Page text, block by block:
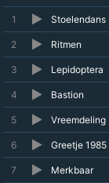
1 Stoelendans
2 Ritmen
3 Lepidoptera
4 Bastion
5 Vreemdeling
6 Greetje 1985
7 Merkbaar